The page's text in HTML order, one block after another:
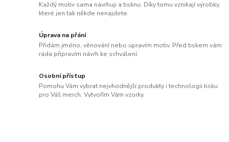
Každý motiv sama navrhuji a tisknu. Díky tomu vznikají výrobky,
které jen tak někde nenajdete.
Úprava na přání
Přidám jméno, věnování nebo upravím motiv. Před tiskem vám
ráda připravím návrh ke schválení.
Osobní přístup
Pomohu Vám vybrat nejvhodnější produkty i technologii tisku
pro Váš merch. Vytvořím Vám vzorky.